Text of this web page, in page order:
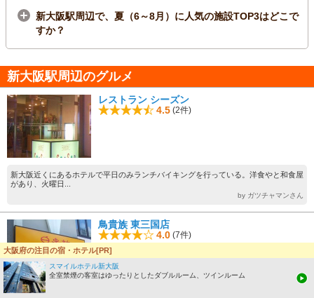
新大阪駅周辺で、夏（6～8月）に人気の施設TOP3はどこで
すか？
新大阪駅周辺のグルメ
レストラン シーズン
4.5 (2件)
新大阪近くにあるホテルで平日のみランチバイキングを行っている。洋食やと和食屋
があり、火曜日...
by ガツチャマンさん
鳥貴族 東三国店
4.0 (7件)
大阪府の注目の宿・ホテル[PR]
スマイルホテル新大阪
全室禁煙の客室はゆったりとしたダブルルーム、ツインルーム